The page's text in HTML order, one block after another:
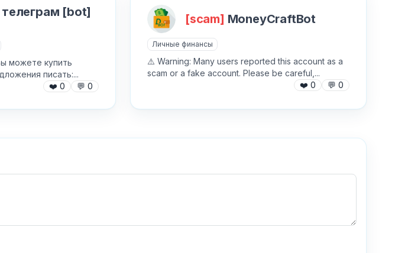
классические
Новости и блоги
Войти через Telegram
X (Twitter)
телеграм [bot]
можете купить
писать:...
❤️ 0 💬 0
SCAM
[scam] MoneyCraftBot
Личные финансы
⚠️ Warning: Many users reported this account as a
scam or a fake account. Please be careful,...
❤️ 0 💬 0